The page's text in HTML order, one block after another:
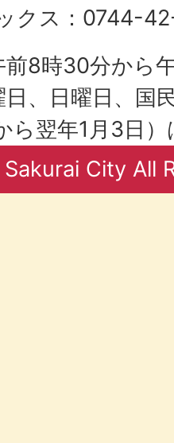
クス：0744-
前8時30分から
日、日曜日、国
ら翌年1月3日
City All